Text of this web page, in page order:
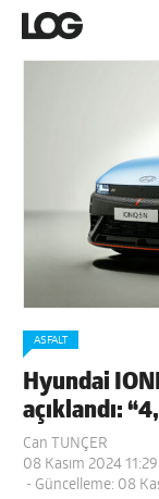
ASFALT
Hyundai
açıklandı:
Can TUNÇER
08 Kasım 2024 11:29
- Güncelleme: 08